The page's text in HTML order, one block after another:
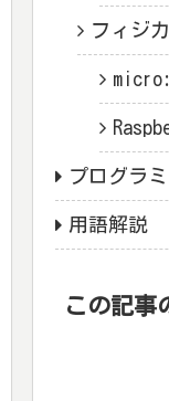
フィジ
プログラ
用語解説
この記事